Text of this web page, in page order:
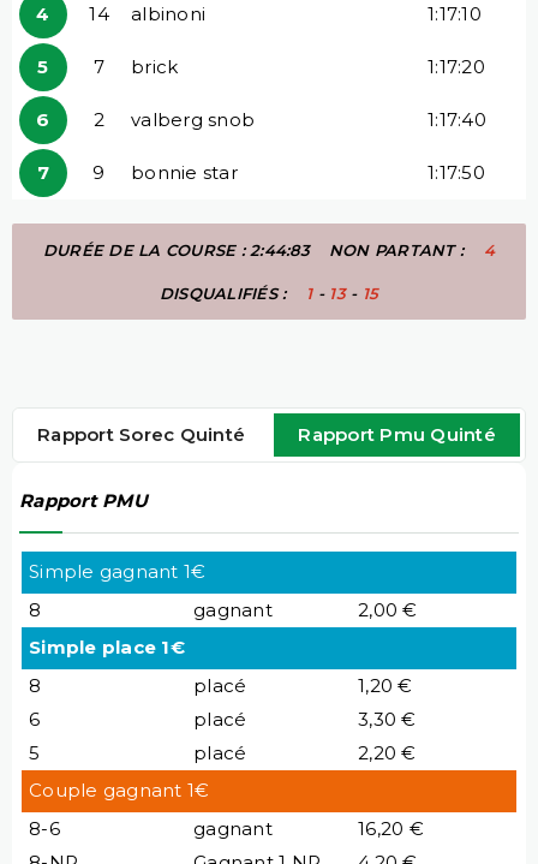
4 14 albinoni 1:17:10
5 7 brick 1:17:20
6 2 valberg snob 1:17:40
7 9 bonnie star 1:17:50
DURÉE DE LA COURSE : 2:44:83 NON PARTANT : 4
DISQUALIFIÉS : 1- 13- 15
Rapport Sorec Quinté Rapport Pmu Quinté
Rapport PMU
Simple gagnant 1€
8
gagnant
2,00 €
Simple place 1€
8
placé
1,20 €
6
placé
3,30 €
5
placé
2,20 €
Couple gagnant 1€
8-6
gagnant
16,20 €